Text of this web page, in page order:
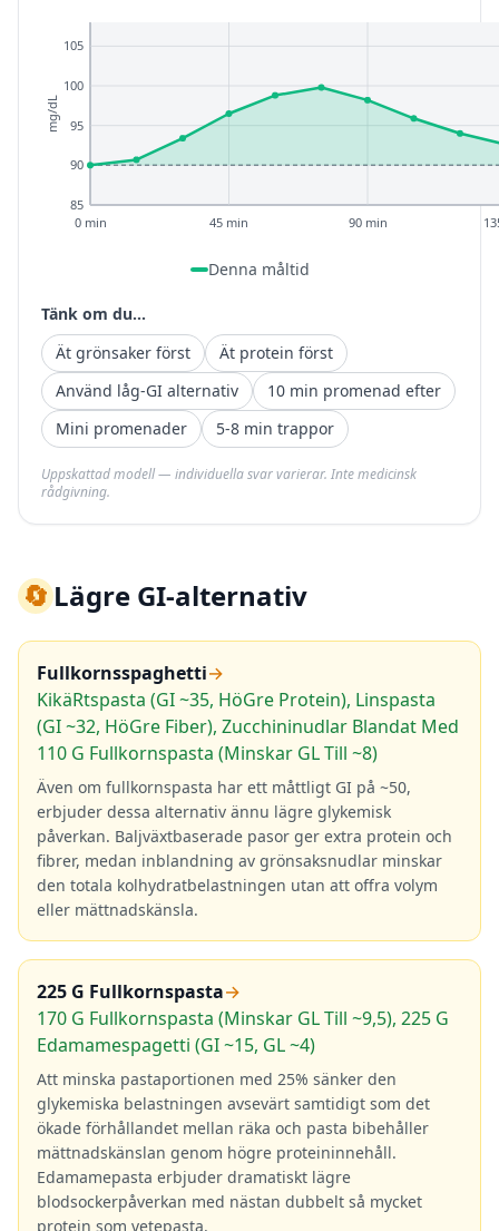
85
90
95
100
105
0 min 45 min 90 min
mg/dL
Denna måltid
Tänk om du...
Ät grönsaker först
Ät protein först
Använd låg-GI alternativ
10 min promenad efter
Mini promenader
5-8 min trappor
Uppskattad modell — individuella svar varierar. Inte medicinsk
rådgivning.
🔄Lägre GI-alternativ
Fullkornsspaghetti→
KikäRtspasta (GI ~35, HöGre Protein), Linspasta
(GI ~32, HöGre Fiber), Zucchininudlar Blandat Med
110 G Fullkornspasta (Minskar GL Till ~8)
Även om fullkornspasta har ett måttligt GI på ~50,
erbjuder dessa alternativ ännu lägre glykemisk
påverkan. Baljväxtbaserade pasor ger extra protein och
fibrer, medan inblandning av grönsaksnudlar minskar
den totala kolhydratbelastningen utan att offra volym
eller mättnadskänsla.
225 G Fullkornspasta→
170 G Fullkornspasta (Minskar GL Till ~9,5), 225 G
Edamamespagetti (GI ~15, GL ~4)
Att minska pastaportionen med 25% sänker den
glykemiska belastningen avsevärt samtidigt som det
ökade förhållandet mellan räka och pasta bibehåller
mättnadskänslan genom högre proteininnehåll.
Edamamepasta erbjuder dramatiskt lägre
blodsockerpåverkan med nästan dubbelt så mycket
protein som vetepasta.